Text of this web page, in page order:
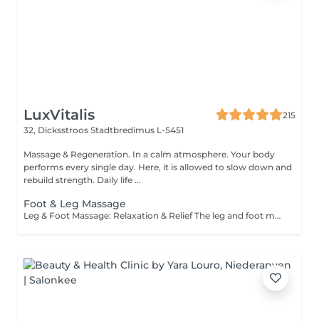
LuxVitalis
215
32, Dicksstroos Stadtbredimus L-5451
Massage & Regeneration. In a calm atmosphere. Your body
performs every single day. Here, it is allowed to slow down and
rebuild strength. Daily life ...
Foot & Leg Massage
Leg & Foot Massage: Relaxation & Relief The leg and foot massage combination provides deep relaxation and relief. Tight or overworked leg muscles after sports or hiking are loosened, tension points released, and circulation improved. Treat your tired legs to this rejuvenating experience.